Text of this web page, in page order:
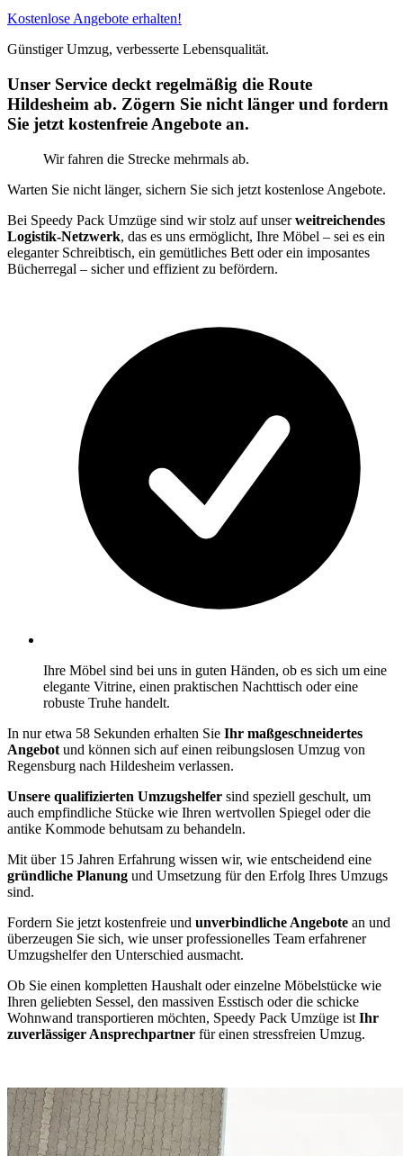
Kostenlose Angebote erhalten!
Günstiger Umzug, verbesserte Lebensqualität.
Unser Service deckt regelmäßig die Route
Hildesheim ab. Zögern Sie nicht länger und fordern
Sie jetzt kostenfreie Angebote an.
Wir fahren die Strecke mehrmals ab.
Warten Sie nicht länger, sichern Sie sich jetzt kostenlose Angebote.
Bei Speedy Pack Umzüge sind wir stolz auf unserweitreichendes
Logistik-Netzwerk, das es uns ermöglicht, Ihre Möbel – sei es ein
eleganter Schreibtisch, ein gemütliches Bett oder ein imposantes
Bücherregal – sicher und effizient zu befördern.
Ihre Möbel sind bei uns in guten Händen, ob es sich um eine
elegante Vitrine, einen praktischen Nachttisch oder eine
robuste Truhe handelt.
In nur etwa 58 Sekunden erhalten Sie Ihr maßgeschneidertes
Angebot und können sich auf einen reibungslosen Umzug von
Regensburg nach Hildesheim verlassen.
Unsere qualifizierten Umzugshelfer sind speziell geschult, um
auch empfindliche Stücke wie Ihren wertvollen Spiegel oder die
antike Kommode behutsam zu behandeln.
Mit über 15 Jahren Erfahrung wissen wir, wie entscheidend eine
gründliche Planung und Umsetzung für den Erfolg Ihres Umzugs
sind.
Fordern Sie jetzt kostenfreie und unverbindliche Angebote an und
überzeugen Sie sich, wie unser professionelles Team erfahrener
Umzugshelfer den Unterschied ausmacht.
Ob Sie einen kompletten Haushalt oder einzelne Möbelstücke wie
Ihren geliebten Sessel, den massiven Esstisch oder die schicke
Wohnwand transportieren möchten, Speedy Pack Umzüge ist Ihr
zuverlässiger Ansprechpartner für einen stressfreien Umzug.